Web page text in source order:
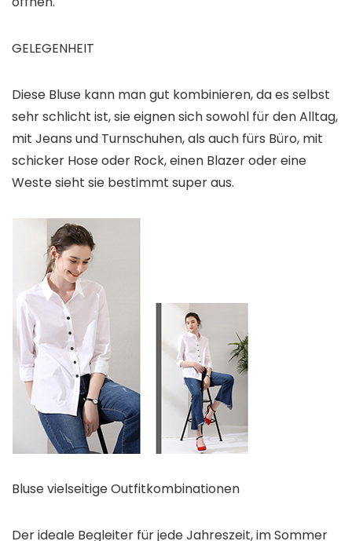
GELEGENHEIT
Diese Bluse kann man gut kombinieren, da es selbst
sehr schlicht ist, sie eignen sich sowohl für den Alltag,
mit Jeans und Turnschuhen, als auch fürs Büro, mit
schicker Hose oder Rock, einen Blazer oder eine
Weste sieht sie bestimmt super aus.
Bluse vielseitige Outfitkombinationen
Der ideale Begleiter für jede Jahreszeit, im Sommer